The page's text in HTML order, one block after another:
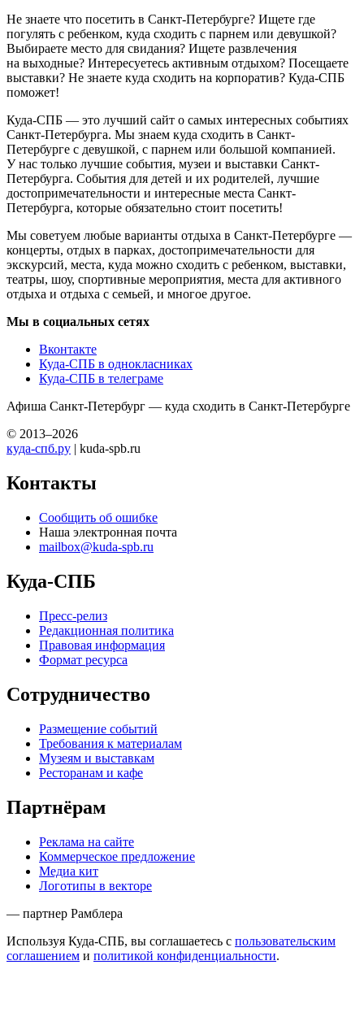
Не знаете что посетить в Санкт-Петербурге? Ищете где
погулять с ребенком, куда сходить с парнем или девушкой?
Выбираете место для свидания? Ищете развлечения
на выходные? Интересуетесь активным отдыхом? Посещаете
выставки? Не знаете куда сходить на корпоратив? Куда-СПБ
поможет!
Куда-СПБ — это лучший сайт о самых интересных событиях
Санкт-Петербурга. Мы знаем куда сходить в Санкт-
Петербурге с девушкой, с парнем или большой компанией.
У нас только лучшие события, музеи и выставки Санкт-
Петербурга. События для детей и их родителей, лучшие
достопримечательности и интересные места Санкт-
Петербурга, которые обязательно стоит посетить!
Мы советуем любые варианты отдыха в Санкт-Петербурге —
концерты, отдых в парках, достопримечательности для
экскурсий, места, куда можно сходить с ребенком, выставки,
театры, шоу, спортивные мероприятия, места для активного
отдыха и отдыха с семьей, и многое другое.
Мы в социальных сетях
Вконтакте
Куда-СПБ в однокласниках
Куда-СПБ в телеграме
Афиша Санкт-Петербург — куда сходить в Санкт-Петербурге
© 2013–2026
куда-спб.ру | kuda-spb.ru
Контакты
Сообщить об ошибке
Наша электронная почта
mailbox@kuda-spb.ru
Куда-СПБ
Пресс-релиз
Редакционная политика
Правовая информация
Формат ресурса
Сотрудничество
Размещение событий
Требования к материалам
Музеям и выставкам
Ресторанам и кафе
Партнёрам
Реклама на сайте
Коммерческое предложение
Медиа кит
Логотипы в векторе
— партнер Рамблера
Используя Куда-СПБ, вы соглашаетесь с пользовательским
соглашением и политикой конфиденциальности.